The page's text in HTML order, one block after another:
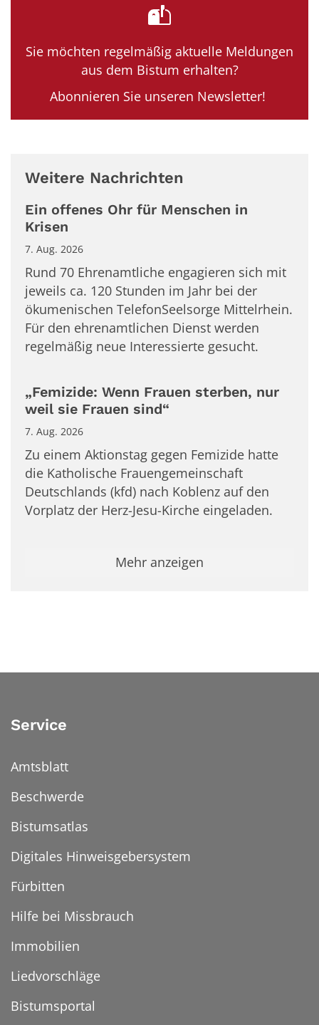
Sie möchten regelmäßig aktuelle Meldungen
aus dem Bistum erhalten?
Abonnieren Sie unseren Newsletter!
Weitere Nachrichten
Ein offenes Ohr für Menschen in
Krisen
7. Aug. 2026
Rund 70 Ehrenamtliche engagieren sich mit
jeweils ca. 120 Stunden im Jahr bei der
ökumenischen TelefonSeelsorge Mittelrhein.
Für den ehrenamtlichen Dienst werden
regelmäßig neue Interessierte gesucht.
„Femizide: Wenn Frauen sterben, nur
weil sie Frauen sind“
7. Aug. 2026
Zu einem Aktionstag gegen Femizide hatte
die Katholische Frauengemeinschaft
Deutschlands (kfd) nach Koblenz auf den
Vorplatz der Herz-Jesu-Kirche eingeladen.
Mehr anzeigen
Service
Amtsblatt
Beschwerde
Bistumsatlas
Digitales Hinweisgebersystem
Fürbitten
Hilfe bei Missbrauch
Immobilien
Liedvorschläge
Bistumsportal